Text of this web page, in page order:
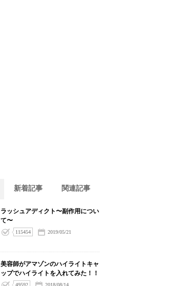
新着記事 関連記事
ラッシュアディクト〜副作用につい
て〜
115454 2019/05/21
美容師がアマゾンのハイライトキャ
ップでハイライトを入れてみた！！
49592 2018/08/14